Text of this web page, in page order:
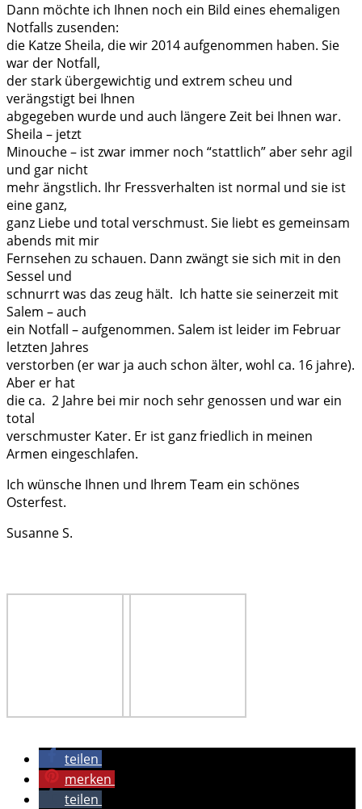
Dann möchte ich Ihnen noch ein Bild eines ehemaligen
Notfalls zusenden:
die Katze Sheila, die wir 2014 aufgenommen haben. Sie
war der Notfall,
der stark übergewichtig und extrem scheu und
verängstigt bei Ihnen
abgegeben wurde und auch längere Zeit bei Ihnen war.
Sheila – jetzt
Minouche – ist zwar immer noch “stattlich” aber sehr agil
und gar nicht
mehr ängstlich. Ihr Fressverhalten ist normal und sie ist
eine ganz,
ganz Liebe und total verschmust. Sie liebt es gemeinsam
abends mit mir
Fernsehen zu schauen. Dann zwängt sie sich mit in den
Sessel und
schnurrt was das zeug hält. Ich hatte sie seinerzeit mit
Salem – auch
ein Notfall – aufgenommen. Salem ist leider im Februar
letzten Jahres
verstorben (er war ja auch schon älter, wohl ca. 16 jahre).
Aber er hat
die ca. 2 Jahre bei mir noch sehr genossen und war ein
total
verschmuster Kater. Er ist ganz friedlich in meinen
Armen eingeschlafen.
Ich wünsche Ihnen und Ihrem Team ein schönes
Osterfest.
Susanne S.
teilen
merken
teilen